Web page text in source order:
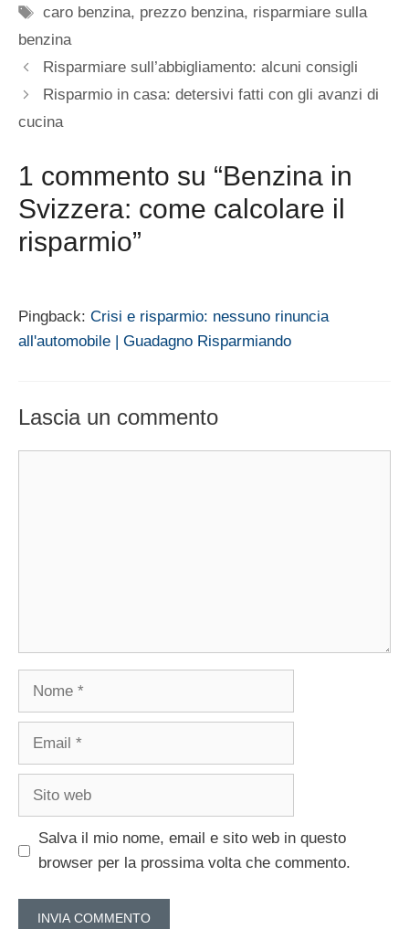
Tag
caro benzina, prezzo benzina, risparmiare sulla
benzina
Risparmiare sull’abbigliamento: alcuni consigli
Risparmio in casa: detersivi fatti con gli avanzi di
cucina
1 commento su “Benzina in
Svizzera: come calcolare il
risparmio”
Pingback: Crisi e risparmio: nessuno rinuncia
all'automobile | Guadagno Risparmiando
Lascia un commento
Nome
Email
Sito
Salva il mio nome, email e sito web in questo
browser per la prossima volta che commento.